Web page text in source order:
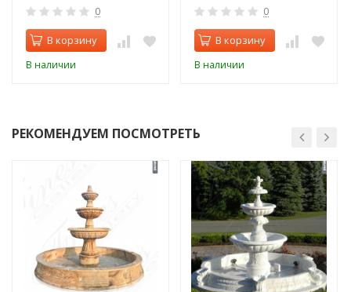
0
В корзину
В наличии
0
В корзину
В наличии
РЕКОМЕНДУЕМ ПОСМОТРЕТЬ